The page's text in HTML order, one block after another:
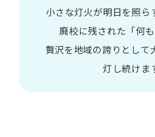
小さな​灯火が​明日を​照ら
廃校に​残された​「何
贅沢を地域の​誇りと​して
灯し続けま